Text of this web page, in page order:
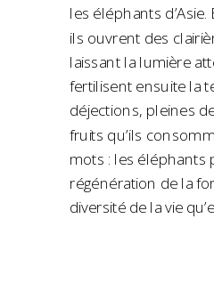
les éléphants
ils ouvrent des
laissant la lumière
fertilisent ensuite la
déjections, pleines
fruits qu’ils
mots : les éléphants
régénération de la
diversité de la vie